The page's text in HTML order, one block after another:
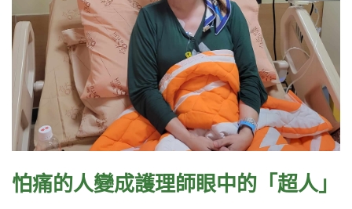
怕痛的人變成護理師眼中的「超人」